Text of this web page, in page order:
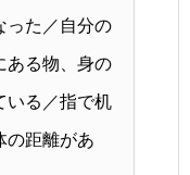
った／自分の
ある物、身の
いる／指で机
の距離があ